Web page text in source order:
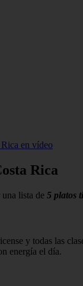
en vídeo
Rica
lista de 5 platos
y todas las
energía el día.